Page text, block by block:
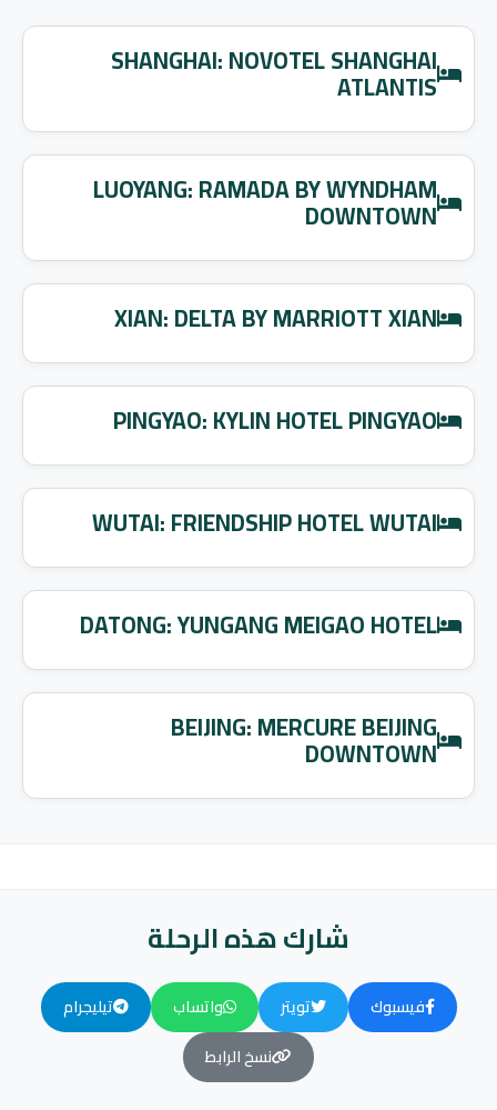
SHANGHAI: NOVOTEL SHANGHAI
ATLANTIS
LUOYANG: RAMADA BY WYNDHAM
DOWNTOWN
XIAN: DELTA BY MARRIOTT XIAN
PINGYAO: KYLIN HOTEL PINGYAO
WUTAI: FRIENDSHIP HOTEL WUTAI
DATONG: YUNGANG MEIGAO HOTEL
BEIJING: MERCURE BEIJING
DOWNTOWN
شارك هذه الرحلة
فيسبوك تويتر واتساب
تيليجرام
نسخ الرابط